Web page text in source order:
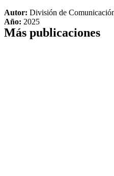
Autor: División de
Año: 2025
Más publicaciones